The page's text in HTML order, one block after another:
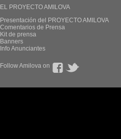
EL PROYECTO AMILOVA
Presentación del PROYECTO AMILOVA
Comentarios de Prensa
Kit de prensa
Banners
Info Anunciantes
Follow Amilova on